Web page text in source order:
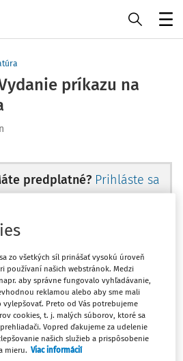
príkazu na
predplatné? Prihláste sa
ste si prečítali len
obsah z tejto oblasti je
portálu.
zo všetkých síl prinášať vysokú úroveň
používaní našich webstránok. Medzi
aby správne fungovalo vyhľadávanie,
reklamou alebo aby sme mali
Preto od Vás potrebujeme
cookies, t. j. malých súborov, ktoré sa
Vopred ďakujeme za udelenie
našich služieb a prispôsobenie
mieru. Viac informácií